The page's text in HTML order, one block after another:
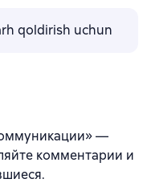
qoldirish uchun
—
комментарии и